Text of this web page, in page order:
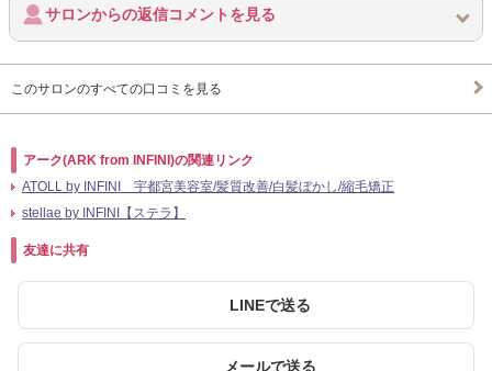
サロンからの返信コメントを見る
このサロンのすべての口コミを見る
アーク(ARK from INFINI)の関連リンク
ATOLL by INFINI 宇都宮美容室/髪質改善/白髪ぼかし/縮毛矯正
stellae by INFINI【ステラ】
友達に共有
LINEで送る
メールで送る